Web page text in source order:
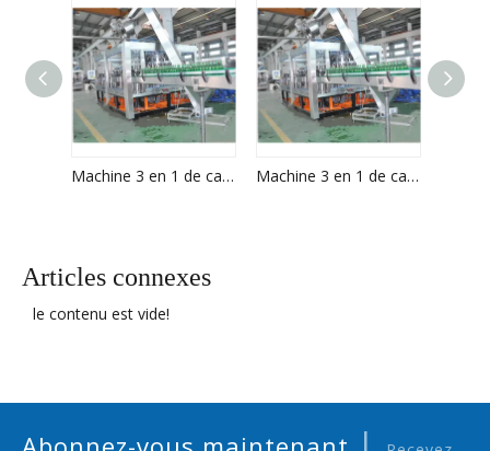
Machine 3 en 1 de capsulage et de remplissage de bière entièrement automatique Machine 3 en 1 de capsulage et de remplissage de bière entièrement automatique
Articles connexes
le contenu est vide!